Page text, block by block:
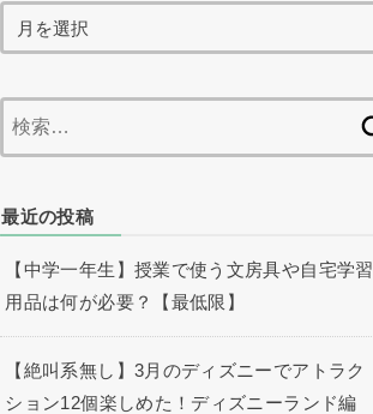
最近の投稿
【中学一年生】授業で使う文房具や自宅学習
用品は何が必要？【最低限】
【絶叫系無し】3月のディズニーでアトラク
ション12個楽しめた！ディズニーランド編